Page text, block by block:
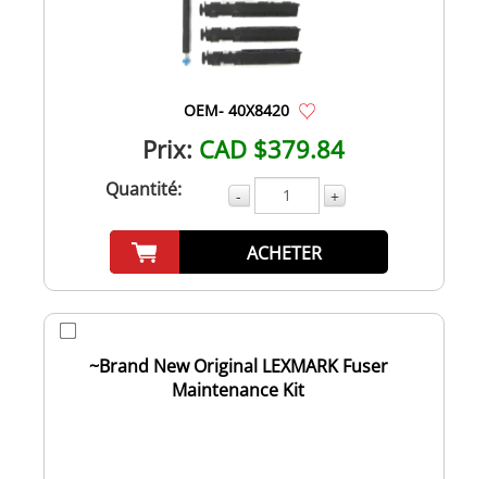
OEM- 40X8420
Prix: CAD $379.84
Quantité: - +
ACHETER
~Brand New Original LEXMARK Fuser
Maintenance Kit